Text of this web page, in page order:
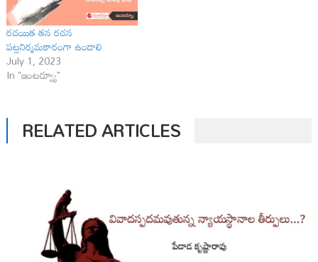
రచయిత తన రచన
పట్లనిర్మమకారంగా ఉండాలి
July 1, 2023
In "ఇంటర్వ్యూ"
RELATED ARTICLES